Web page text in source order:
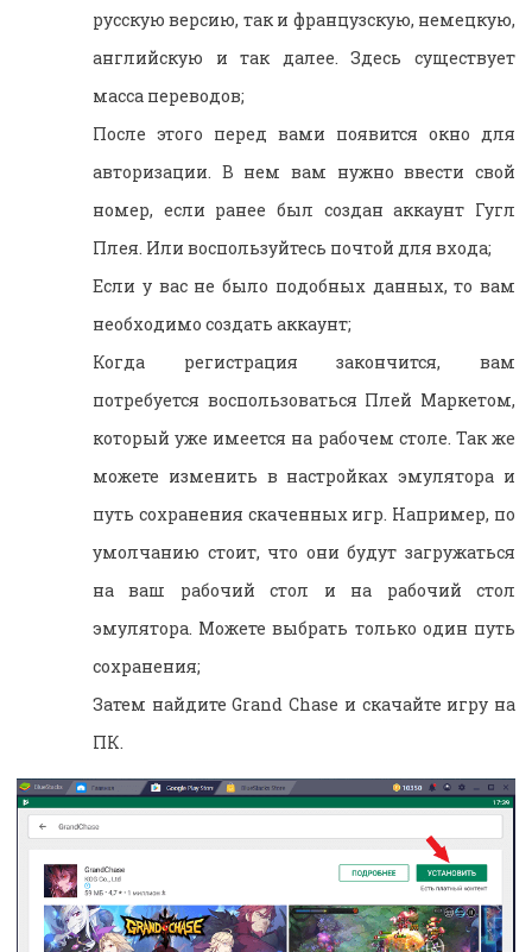
русскую версию, так и французскую, немецкую,
английскую и так далее. Здесь существует
масса переводов;
После этого перед вами появится окно для
авторизации. В нем вам нужно ввести свой
номер, если ранее был создан аккаунт Гугл
Плея. Или воспользуйтесь почтой для входа;
Если у вас не было подобных данных, то вам
необходимо создать аккаунт;
Когда регистрация закончится, вам
потребуется воспользоваться Плей Маркетом,
который уже имеется на рабочем столе. Так же
можете изменить в настройках эмулятора и
путь сохранения скаченных игр. Например, по
умолчанию стоит, что они будут загружаться
на ваш рабочий стол и на рабочий стол
эмулятора. Можете выбрать только один путь
сохранения;
Затем найдите Grand Chase и скачайте игру на
ПК.